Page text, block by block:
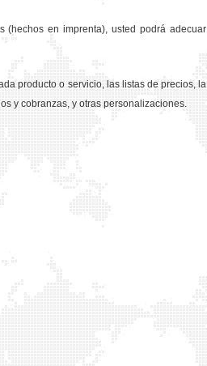
(hechos en imprenta), usted podrá adecuar
producto o servicio, las listas de precios, la
y cobranzas, y otras personalizaciones.